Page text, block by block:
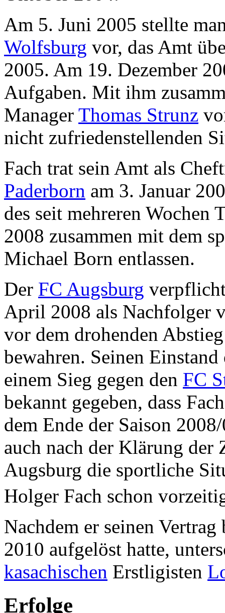
Am 5. Juni 2005 stellte
Wolfsburg vor, das Amt
2005. Am 19. Dezember
Aufgaben. Mit ihm
Manager Thomas Strunz
nicht zufriedenstellenden
Fach trat sein Amt als
Paderborn am 3. Januar
des seit mehreren Wochen
2008 zusammen mit dem
Michael Born entlassen.
Der FC Augsburg
April 2008 als Nachfolger
vor dem drohenden
bewahren. Seinen
einem Sieg gegen den FC
bekannt gegeben, dass
dem Ende der Saison
auch nach der Klärung der
Augsburg die sportliche
Holger Fach schon
Nachdem er seinen
2010 aufgelöst hatte,
kasachischen Erstligisten
Erfolge